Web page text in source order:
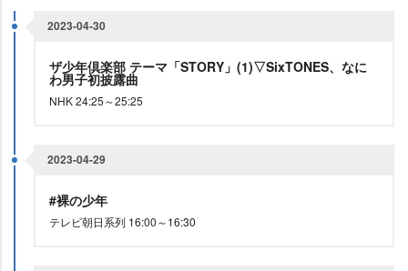
2023-04-30
ザ少年倶楽部 テーマ「STORY」(1)▽SixTONES、なに
わ男子初披露曲
NHK 24:25～25:25
2023-04-29
#裸の少年
テレビ朝日系列 16:00～16:30